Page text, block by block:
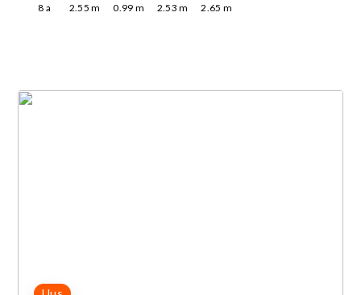
8 a 2.55 m 0.99 m 2.53 m 2.65 m